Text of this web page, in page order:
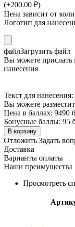
(+200.00 ₽)
Цена зависит от
Логотип для
файлЗагрузить файл
Вы можете прислать
нанесения
Текст для нанесения:
Вы можете
Цена в баллах: 9490
Бонусные баллы: 95
В корзину
Отложить Задать
Доставка
Варианты оплаты
Наши преимущества
Просмотреть